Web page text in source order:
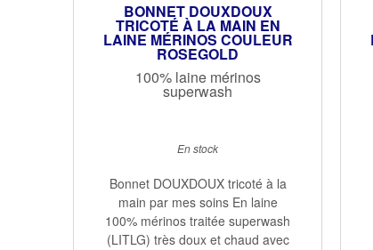
BONNET DOUXDOUX
TRICOTÉ À LA MAIN EN
LAINE MÉRINOS COULEUR
ROSEGOLD
100% laine mérinos
superwash
En stock
Bonnet DOUXDOUX tricoté à la
main par mes soins En laine
100% mérinos traitée superwash
(LITLG) très doux et chaud avec